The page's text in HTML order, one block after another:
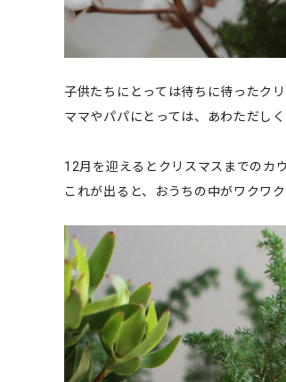
子供たちにとっては待ちに待ったクリ
ママやパパにとっては、あわただし
12月を迎えるとクリスマスまでのカ
これが出ると、おうちの中がワクワ